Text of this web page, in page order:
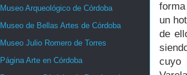
un
de
cuyo
Museo Arqueológico de Córdoba
Museo de Bellas Artes de Córdoba
Museo Julio Romero de Torres
Página Arte en Córdoba